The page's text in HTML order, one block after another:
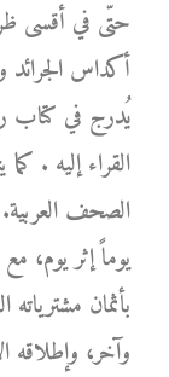
حتّى في أقسى
أكداس الجرائد
يُدرج في كتاب
القراء إليه .
الصحف
يوماً إثر يوم،
بأثمان
وآخر، وإطلاقه